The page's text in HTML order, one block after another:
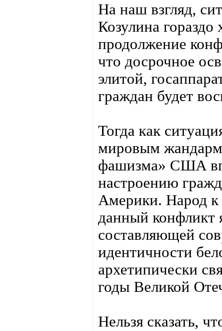
На наш взгляд,
Козулина
продолжение
что досрочное
элитой,
граждан будет
Тогда как
мировым
фашизма» США
настроению
Америки. Народ к
данный конфликт
составляющей
идентичности
архетипически
годы Великой
Нельзя сказать,